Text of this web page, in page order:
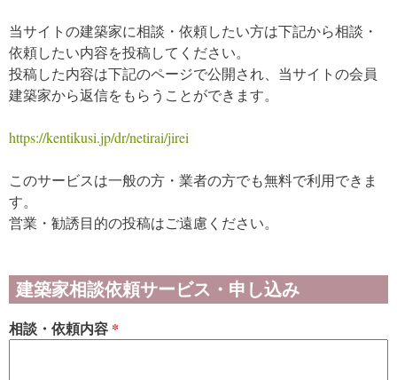
当サイトの建築家に相談・依頼したい方は下記から相談・
依頼したい内容を投稿してください。
投稿した内容は下記のページで公開され、当サイトの会員
建築家から返信をもらうことができます。
https://kentikusi.jp/dr/netirai/jirei
このサービスは一般の方・業者の方でも無料で利用できま
す。
営業・勧誘目的の投稿はご遠慮ください。
建築家相談依頼サービス・申し込み
相談・依頼内容 *